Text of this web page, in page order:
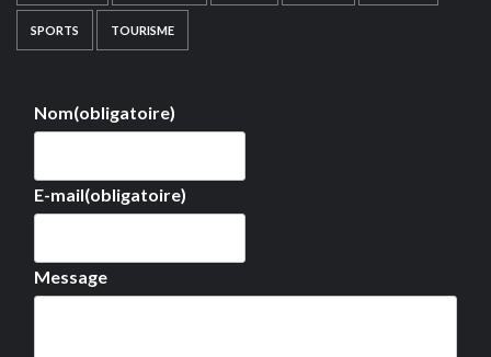
SPORTS TOURISME
Nom(obligatoire)
E-mail(obligatoire)
Message